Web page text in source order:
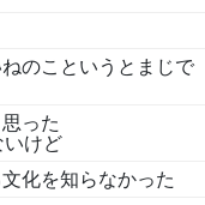
のこというとまじで
った
いけど
化を知らなかった